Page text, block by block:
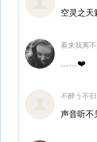
空灵之天
看来我离
……❤️
不醉う不
声音听不